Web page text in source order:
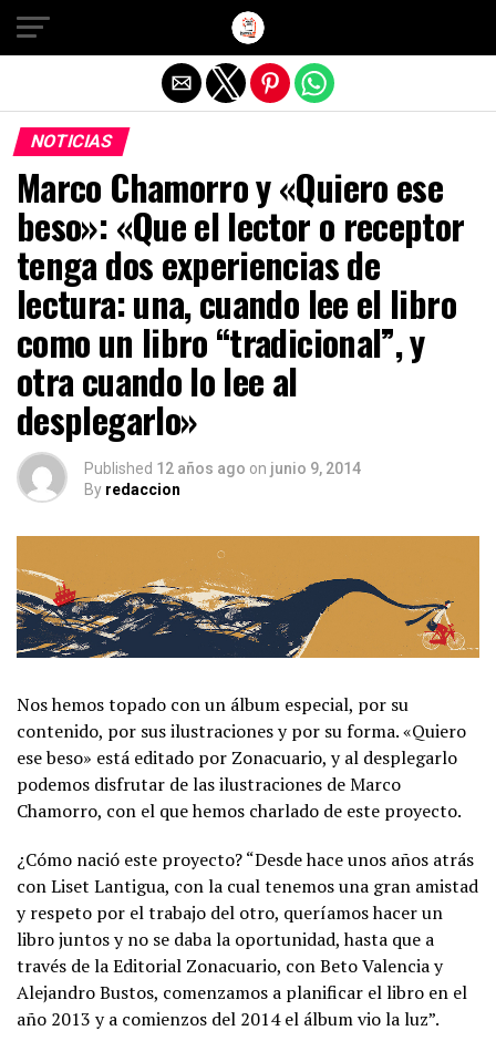
NOTICIAS
Marco Chamorro y «Quiero ese
beso»: «Que el lector o receptor
tenga dos experiencias de
lectura: una, cuando lee el libro
como un libro “tradicional”, y
otra cuando lo lee al
desplegarlo»
Published 12 años ago on junio 9, 2014
By redaccion
Nos hemos topado con un álbum especial, por su
contenido, por sus ilustraciones y por su forma. «Quiero
ese beso» está editado por Zonacuario, y al desplegarlo
podemos disfrutar de las ilustraciones de Marco
Chamorro, con el que hemos charlado de este proyecto.
¿Cómo nació este proyecto? “Desde hace unos años atrás
con Liset Lantigua, con la cual tenemos una gran amistad
y respeto por el trabajo del otro, queríamos hacer un
libro juntos y no se daba la oportunidad, hasta que a
través de la Editorial Zonacuario, con Beto Valencia y
Alejandro Bustos, comenzamos a planificar el libro en el
año 2013 y a comienzos del 2014 el álbum vio la luz”.
Salir de la versión móvil